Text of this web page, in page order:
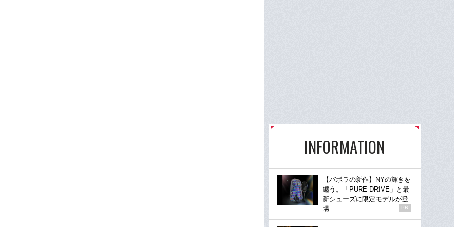
INFORMATION
【バボラの新作】NYの輝きを
纏う。「PURE DRIVE」と最
新シューズに限定モデルが登
場
PR